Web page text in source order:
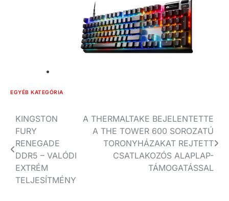
EGYÉB KATEGÓRIA
Bejegyzés
navigáció
KINGSTON
FURY
RENEGADE
DDR5 – VALÓDI
EXTRÉM
TELJESÍTMÉNY
A THERMALTAKE BEJELENTETTE
A THE TOWER 600 SOROZATÚ
TORONYHÁZAKAT REJTETT
CSATLAKOZÓS ALAPLAP-
TÁMOGATÁSSAL